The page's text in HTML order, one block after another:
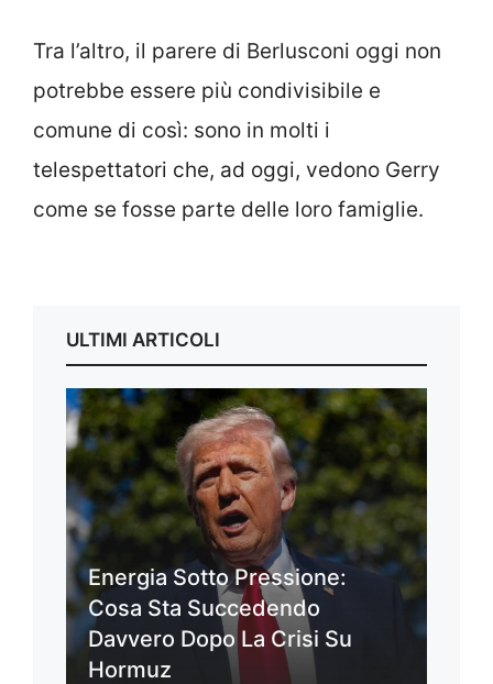
Tra l’altro, il parere di Berlusconi oggi non
potrebbe essere più condivisibile e
comune di così: sono in molti i
telespettatori che, ad oggi, vedono Gerry
come se fosse parte delle loro famiglie.
ULTIMI ARTICOLI
Energia Sotto Pressione:
Cosa Sta Succedendo
Davvero Dopo La Crisi Su
Hormuz